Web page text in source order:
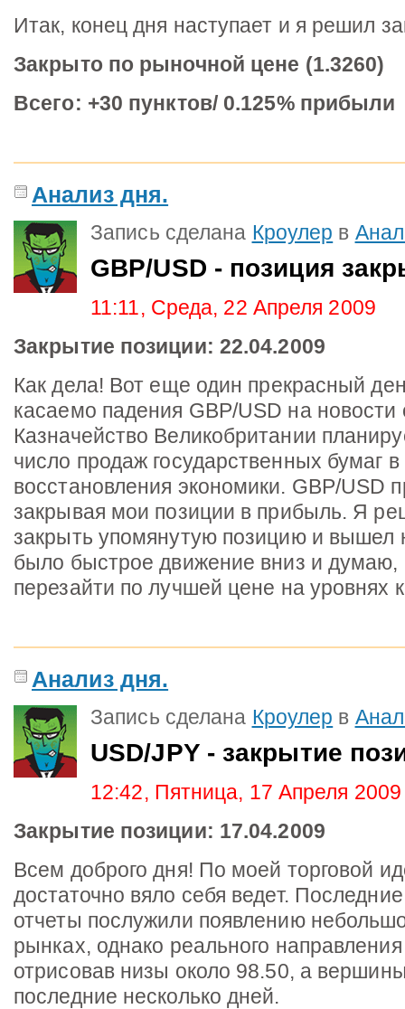
Итак, конец дня наступает и я решил
Закрыто по рыночной цене (1.3260)
Всего: +30 пунктов/ 0.125% прибыли
Анализ дня.
Запись сделана Кроулер в
GBP/USD - позиция
11:11, Среда, 22 Апреля 2009
Закрытие позиции: 22.04.2009
Как дела! Вот еще один прекрасный
касаемо падения GBP/USD на новости
Казначейство Великобритании
число продаж государственных бумаг в
восстановления экономики. GBP/USD
закрывая мои позиции в прибыль. Я
закрыть упомянутую позицию и вышел
было быстрое движение вниз и думаю,
перезайти по лучшей цене на уровнях
Анализ дня.
Запись сделана Кроулер в
USD/JPY - закрытие
12:42, Пятница, 17 Апреля 2009
Закрытие позиции: 17.04.2009
Всем доброго дня! По моей торговой
достаточно вяло себя ведет.
отчеты послужили появлению
рынках, однако реального
отрисовав низы около 98.50, а
последние несколько дней.